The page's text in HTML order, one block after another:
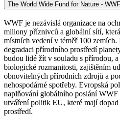
The World Wide Fund for Nature -
WWF je nezávislá organizace na
miliony příznivců a globální sítí,
místních vedení v téměř 100
degradaci přírodního prostředí
budou lidé žít v souladu s přírodou,
biologické rozmanitosti, zajištěním
obnovitelných přírodních zdrojů a
nehospodárné spotřeby. Evropská
naplňování globálního poslání
utváření politik EU, které mají
prostředí.